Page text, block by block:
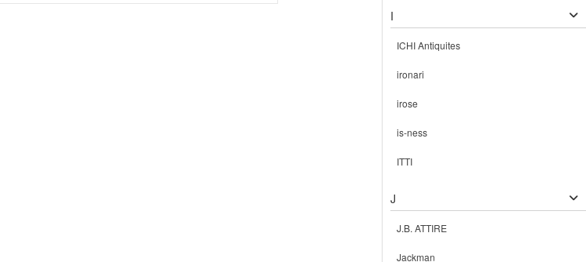
I
ICHI Antiquites
ironari
irose
is-ness
ITTI
J
J.B. ATTIRE
Jackman